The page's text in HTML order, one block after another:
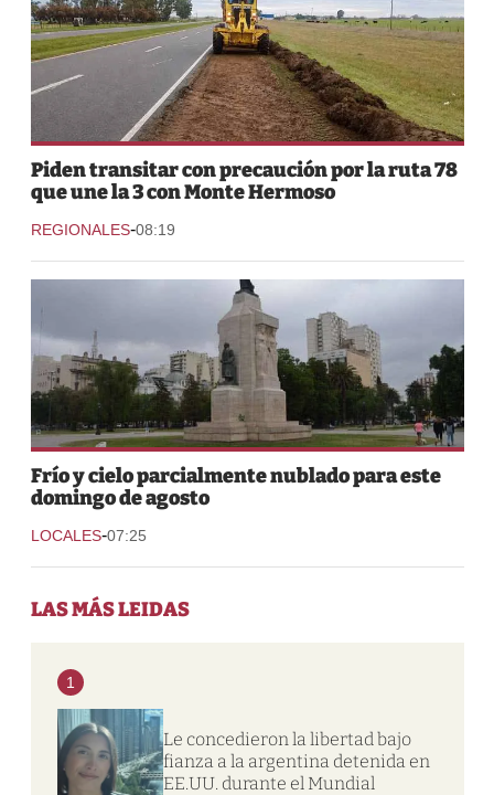
Piden transitar con precaución por la ruta 78
que une la 3 con Monte Hermoso
REGIONALES-08:19
Frío y cielo parcialmente nublado para este
domingo de agosto
LOCALES-07:25
LAS MÁS LEIDAS
1
Le concedieron la libertad bajo
fianza a la argentina detenida en
EE.UU. durante el Mundial